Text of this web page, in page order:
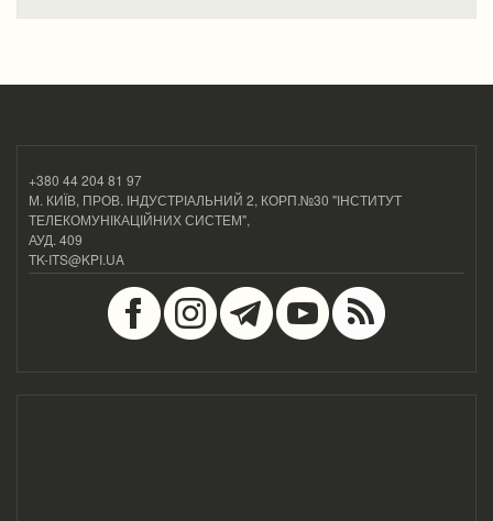
+380 44 204 81 97
М. КИЇВ, ПРОВ. ІНДУСТРІАЛЬНИЙ 2, КОРП.№30 "ІНСТИТУТ
ТЕЛЕКОМУНІКАЦІЙНИХ СИСТЕМ",
АУД. 409
TK-ITS@KPI.UA